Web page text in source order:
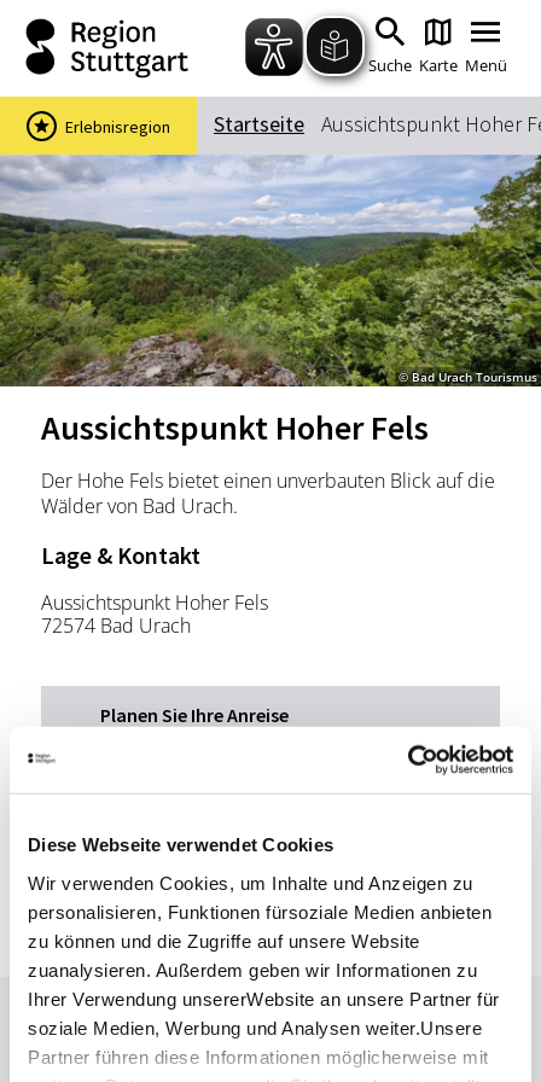
Diese Webseite verwendet Cookies
Wir verwenden Cookies, um Inhalte und Anzeigen zu
personalisieren, Funktionen fürsoziale Medien anbieten
zu können und die Zugriffe auf unsere Website
zuanalysieren. Außerdem geben wir Informationen zu
Ihrer Verwendung unsererWebsite an unsere Partner für
soziale Medien, Werbung und Analysen weiter.Unsere
Partner führen diese Informationen möglicherweise mit
Zum Hauptinhalt springen
Zur Suche springen
Zur Hauptnavigation
Zum Footer springen
Suche Karte Menü
Suchbegriff
Das könnte Sie interessieren
Stadtführungen
Events & Tickets
Ausflugsziele
Erlebnisse
Wein
Radfahren
Wandern
Startseite Aussichtspunkt Hoher
Erlebnisregion
© Bad Urach Tourismus
Aussichtspunkt Hoher Fels
Der Hohe Fels bietet einen unverbauten Blick auf die
Wälder von Bad Urach.
Lage & Kontakt
Aussichtspunkt Hoher Fels
72574 Bad Urach
Planen Sie Ihre Anreise
Verkehrs- und Tarifverbund Stuttgart GmbH
Fahrplanauskunft der DB
Google Maps
Google Maps Route
Lassen Sie sich inspirieren!